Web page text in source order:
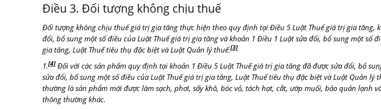
Điều 3. Đối tượng không chịu thuế
Đối tượng không chịu thuế giá trị gia tăng thực hiện theo quy định tại Điều 5 Luật Thuế giá trị gia tăng,
đổi, bổ sung một số điều của Luật Thuế giá trị gia tăng và khoản 1 Điều 1 Luật sửa đổi, bổ sung một số
gia tăng, Luật Thuế tiêu thụ đặc biệt và Luật Quản lý thuế.[3]
1.[4] Đối với các sản phẩm quy định tại khoản 1 Điều 5 Luật Thuế giá trị gia tăng đã được sửa đổi, bổ
sửa đổi, bổ sung một số điều của Luật Thuế giá trị gia tăng, Luật Thuế tiêu thụ đặc biệt và Luật Quản lý
thường là sản phẩm mới được làm sạch, phơi, sấy khô, bóc vỏ, tách hạt, cắt, ướp muối, bảo quản lạnh
thông thường khác.